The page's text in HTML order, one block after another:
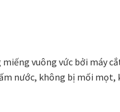
vuông vức bởi máy
nước, không bị mối